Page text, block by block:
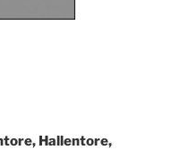
Hallentore,